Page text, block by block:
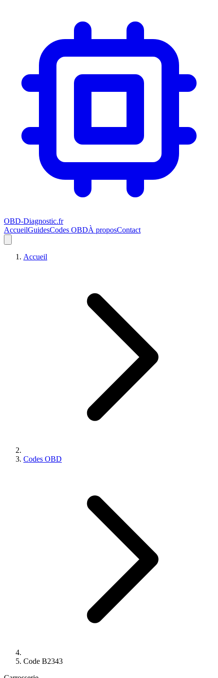
OBD-Diagnostic.fr
AccueilGuidesCodes OBDÀ proposContact
Accueil
Codes OBD
Code B2343